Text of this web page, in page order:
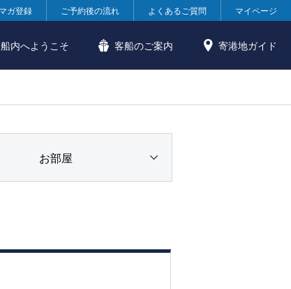
ガ登録 ご予約後の流れ よくあるご質問 マイページ
船内へようこそ 客船のご案内 寄港地ガイド
お部屋